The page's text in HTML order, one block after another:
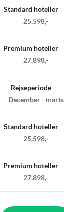
Standard hoteller
25.598,-
Premium hoteller
27.898,-
Rejseperiode
December - marts
Standard hoteller
25.598,-
Premium hoteller
27.898,-